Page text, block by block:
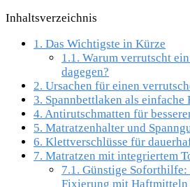
Inhaltsverzeichnis
1. Das Wichtigste in Kürze
1.1. Warum verrutscht
dagegen?
2. Ursachen für einen
3. Spannbettlaken als einfache
4. Antirutschmatten für
5. Matratzenhalter und
6. Klettverschlüsse für
7. Matratzen mit integriertem
7.1. Günstige Soforthilfe:
Fixierung mit Haftmitteln